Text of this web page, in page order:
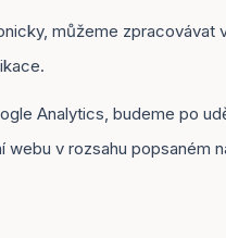
můžeme zpracovávat
Analytics, budeme po
v rozsahu popsaném